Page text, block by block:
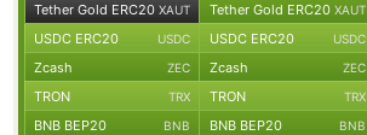
Tether Gold ERC20 XAUT Tether Gold ERC20 XAUT
USDC ERC20 USDC USDC ERC20 USDC
Zcash ZEC Zcash ZEC
TRON TRX TRON TRX
BNB BEP20 BNB BNB BEP20 BNB